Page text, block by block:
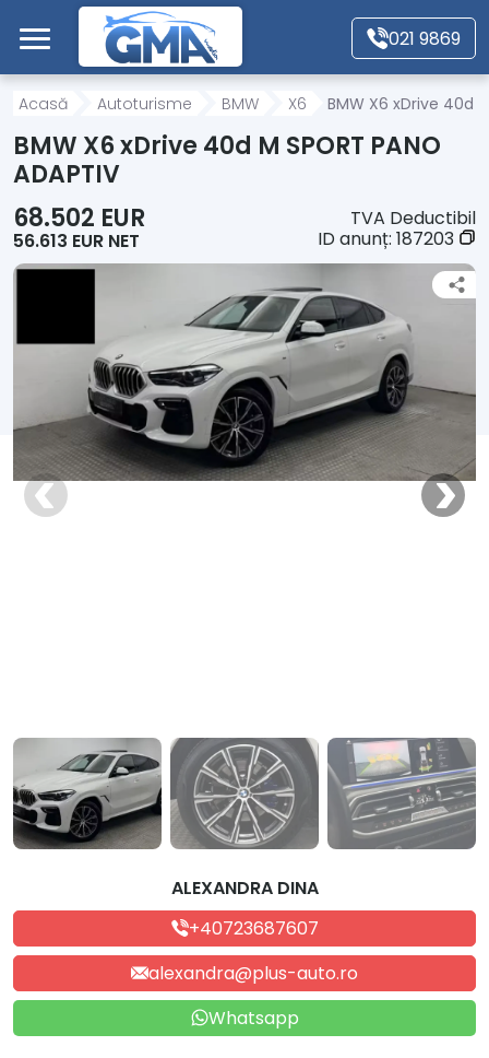
Mergi direct la conținutul principal
021 9869
Acasă
Autoturisme
Motociclete
Alte tipuri vehicule
Despre Noi
Contact
Acasă Autoturisme BMW X6 BMW X6 xDrive 40d
BMW X6 xDrive 40d M SPORT PANO
ADAPTIV
68.502 EUR
56.613 EUR NET
TVA Deductibil
ID anunț: 187203
ALEXANDRA DINA
+40723687607
alexandra@plus-auto.ro
Whatsapp